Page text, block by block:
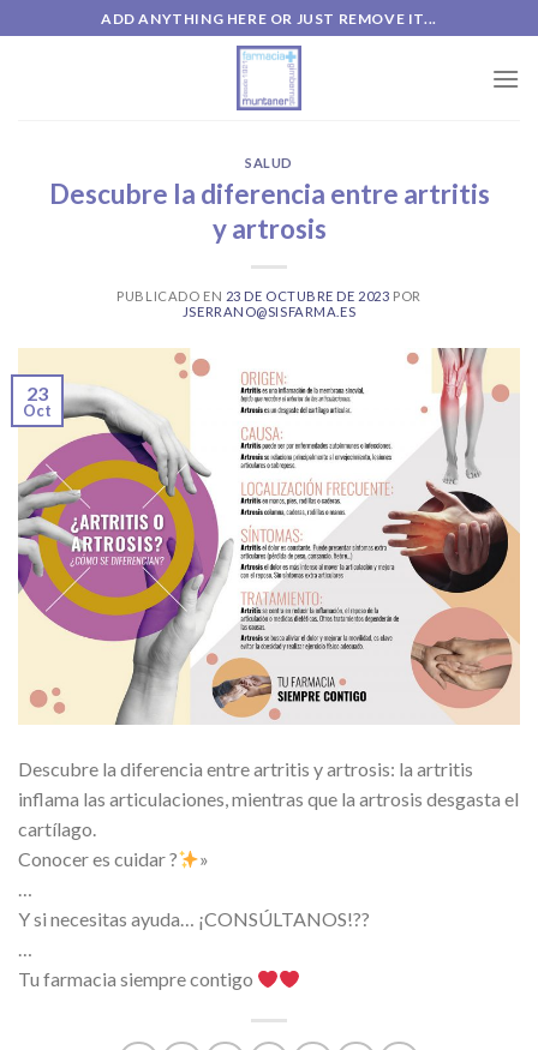
to
ADD ANYTHING HERE OR JUST REMOVE IT...
SALUD
Descubre la diferencia entre artritis
y artrosis
PUBLICADO EN 23 DE OCTUBRE DE 2023 POR
JSERRANO@SISFARMA.ES
23
Oct
Descubre la diferencia entre artritis y artrosis: la artritis
inflama las articulaciones, mientras que la artrosis desgasta el
cartílago.
Conocer es cuidar ?
»
…
Y si necesitas ayuda… ¡CONSÚLTANOS!??
…
Tu farmacia siempre contigo